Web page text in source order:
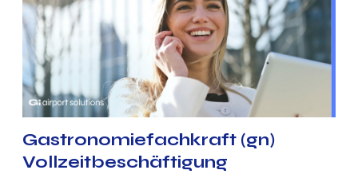
Gastronomiefachkraft (gn)
Vollzeitbeschäftigung